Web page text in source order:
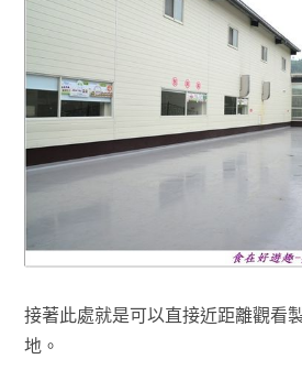
接著此處就是可以直接近距離觀看
地。